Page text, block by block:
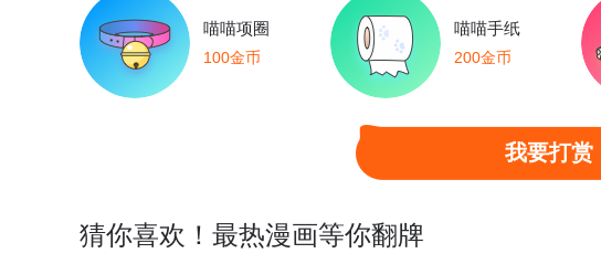
喵喵项圈
100金币
喵喵手纸
200金币
我要打赏
猜你喜欢！最热漫画等你翻牌